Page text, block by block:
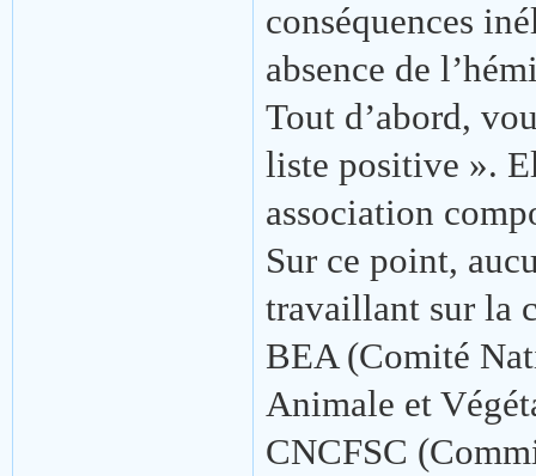
conséquences
absence de
Tout d’abord,
liste positive ».
association
Sur ce point,
travaillant sur la
BEA (Comité
Animale et
CNCFSC